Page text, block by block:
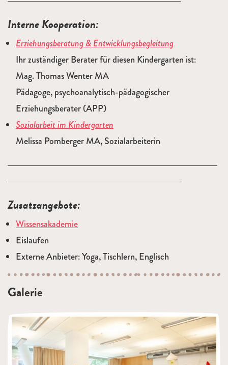
Interne Kooperation:
Erziehungsberatung & Entwicklungsbegleitung
Ihr zuständiger Berater für diesen Kindergarten ist:
Mag. Thomas Wenter MA
Pädagoge, psychoanalytisch-pädagogischer
Erziehungsberater (APP)
Sozialarbeit im Kindergarten
Melissa Pomberger MA, Sozialarbeiterin
Zusatzangebote:
Wissensakademie
Eislaufen
Externe Anbieter: Yoga, Tischlern, Englisch
Galerie